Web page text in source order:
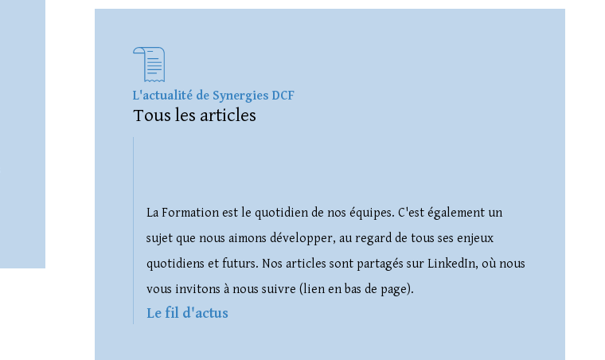
L'actualité de Synergies DCF
Tous les articles
La Formation est le quotidien de nos équipes. C'est également un
sujet que nous aimons développer, au regard de tous ses enjeux
quotidiens et futurs. Nos articles sont partagés sur LinkedIn, où nous
vous invitons à nous suivre (lien en bas de page).
Le fil d'actus